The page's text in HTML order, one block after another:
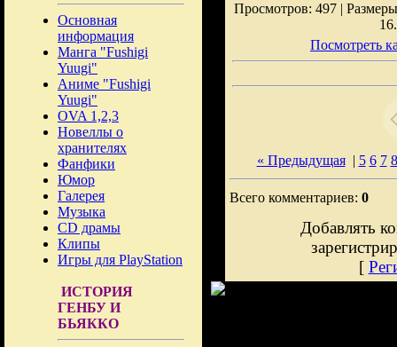
Основная
информация
Манга "Fushigi
Yuugi"
Аниме "Fushigi
Yuugi"
OVA 1,2,3
Новеллы о
хранителях
Фанфики
Юмор
Галерея
Музыка
CD драмы
Клипы
Игры для PlayStation
ИСТОРИЯ
ГЕНБУ И
БЬЯККО
Просмотров: 497 |
Посмотреть
« Предыдущая| 5 6 7 8
Всего комментариев: 0
Добавлять
[